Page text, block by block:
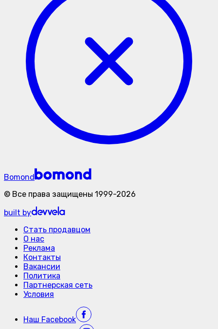
Bomond
© Все права защищены 1999-2026
built by
Стать продавцом
О нас
Реклама
Контакты
Вакансии
Политика
Партнерская сеть
Условия
Наш Facebook